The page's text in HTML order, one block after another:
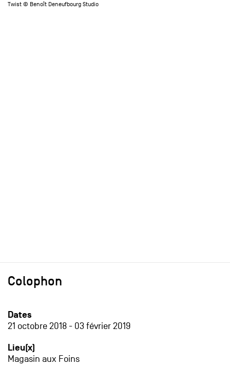
Twist © Benoît Deneufbourg Studio
Colophon
Dates
21 octobre 2018 - 03 février 2019
Lieu(x)
Magasin aux Foins